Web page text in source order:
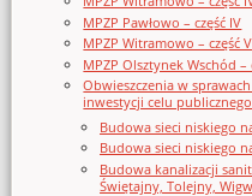
MPZP Pawłowo – część IV
MPZP Witramowo – część V
MPZP Olsztynek Wschód –
Obwieszczenia w
inwestycji celu
Budowa sieci niskiego
Budowa sieci niskiego
Budowa kanalizacji
Świętajny, Tolejny,